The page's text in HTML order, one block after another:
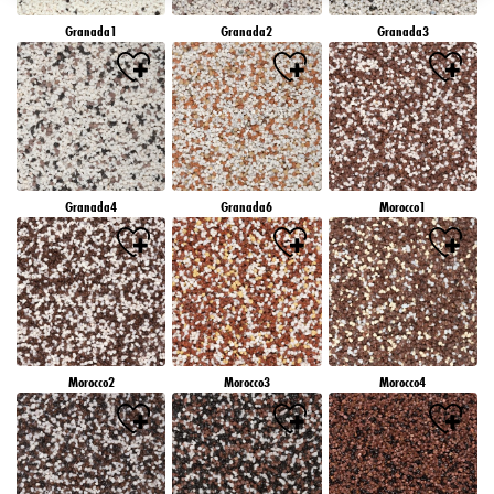
Granada1 Granada2 Granada3
Granada4 Granada6 Morocco1
Morocco2 Morocco3 Morocco4
záujmov), na tejto webovej lokalite a v iných médiách (tretích strán) prostredníctvom
zariadení, ktoré boli pridelené vám alebo vašej domácnosti, ako aj na meranie a
optimalizáciu úspešnosti reklamných kampaní..
Viac informácií o spracovaní vašich údajov nájdete v našom vyhlásení o ochrane
údajov, ktoré je uvedené v pätičke (časť "Cookies, pixely, odtlačky prstov a podobné
technológie"). Svoj súhlas môžete kedykoľvek odvolať s účinnosťou do budúcnosti
vypnutím súborov cookie na našej webovej stránke v časti "Nastavenia súborov cookie"
prepojenej v pätičke. Ďalšie informácie týkajúce sa súborov cookie používaných na tejto
webovej lokalite, najmä doby ich uchovávania, nájdete v podrobných informáciách o
jednotlivých súboroch cookie, ktoré sú k dispozícii po kliknutí na tlačidlo "upraviť"
nižšie".
Ak kliknete na "Upraviť", môžete nájsť viac informácií o spracovaní vašich
údajov/používaní súborov cookie a povoliť ich na jeden alebo viacero vyššie
uvedených účelov. Kliknutím na "Prijať všetko" súhlasíte s používaním súborov cookie,
ako aj so spracovaním vašich osobných údajov na všetky vyššie uvedené účely. Ak
kliknete na "Odmietnuť", budú sa používať len súbory cookie, ktoré sú technicky
nevyhnutné na poskytovanie tejto webovej stránky.